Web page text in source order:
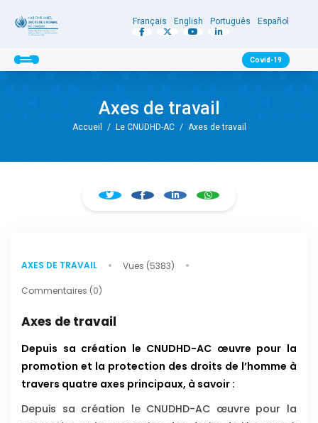
Français English Português Español
Covid-19
Axes de travail
Accueil / Le CNUDHD-AC / Axes de travail
AXES DE TRAVAIL Vues (5383)
Commentaires (0)
Axes de travail
Depuis sa création le CNUDHD-AC œuvre pour la
promotion et la protection des droits de l’homme à
travers quatre axes principaux, à savoir :
Depuis sa création le CNUDHD-AC œuvre pour la